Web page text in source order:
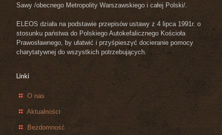
Sawy /obecnego Metropolity Warszawskiego i całej Polski/.
ELEOS działa na podstawie przepisów ustawy z 4 lipca 1991r. o
stosunku państwa do Polskiego Autokefalicznego Kościoła
Prawosławnego, by ułatwić i przyśpieszyć docieranie pomocy
charytatywnej do wszystkich potrzebujących.
Linki
O nas
Aktualności
Bezdomność